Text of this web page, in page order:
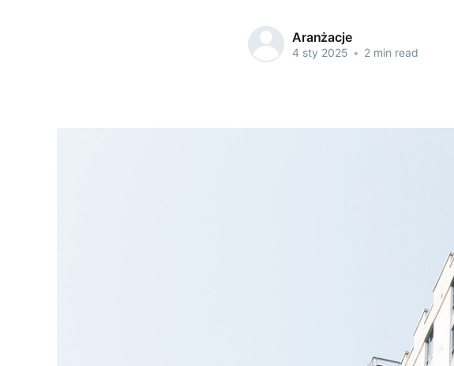
Aranżacje
4 sty 2025 • 2 min read